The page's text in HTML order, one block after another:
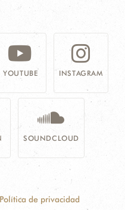
YOUTUBE INSTAGRAM
SOUNDCLOUD
Política de privacidad